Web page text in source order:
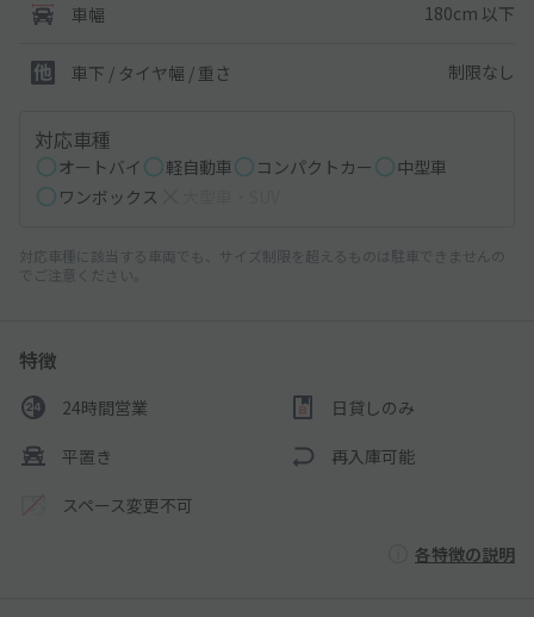
車幅 180cm 以下
車下 / タイヤ幅 / 重さ 制限なし
対応車種
オートバイ 軽自動車 コンパクトカー
中型車
ワンボックス
対応車種に該当する車両でも、サイズ制限を超えるものは駐車できませんの
でご注意ください。
特徴
24時間営業 日貸しのみ
平置き 再入庫可能
スペース変更不可
各特徴の説明